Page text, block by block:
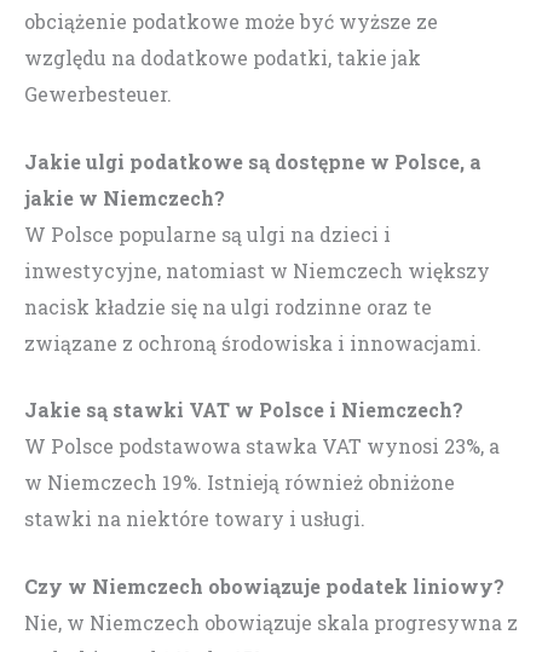
obciążenie podatkowe może być wyższe ze
względu na dodatkowe podatki, takie jak
Gewerbesteuer.
Jakie ulgi podatkowe są dostępne w Polsce, a
jakie w Niemczech?
W Polsce popularne są ulgi na dzieci i
inwestycyjne, natomiast w Niemczech większy
nacisk kładzie się na ulgi rodzinne oraz te
związane z ochroną środowiska i innowacjami.
Jakie są stawki VAT w Polsce i Niemczech?
W Polsce podstawowa stawka VAT wynosi 23%, a
w Niemczech 19%. Istnieją również obniżone
stawki na niektóre towary i usługi.
Czy w Niemczech obowiązuje podatek liniowy?
Nie, w Niemczech obowiązuje skala progresywna z